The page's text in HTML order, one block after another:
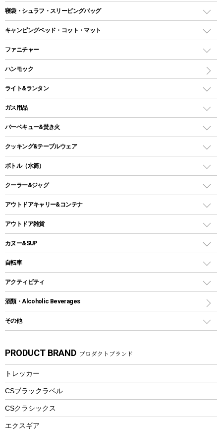
テント
ツールームテント
ワンポールテント
シェルターテント
ロッジ型・オリジナルテント
タープ
スクエアタープ（レクタタープ）
メッシュタープ
自立式タープ
パラソル
テントアクセサリー
ペグ
グランドシート
ガイドロープ
ツール
寝袋・シュラフ・スリーピングバッグ
レクタングラー型（封筒型）シュラフ
インナーシュラフ
キャンピングベッド・コット・マット
キャンピングベッド・コット
インフレータブルマット
ファニチャー
アウトドアテーブル
レジャーシート
ハンモック
ライト&ランタン
LEDランタン
ガスランタン
オイルランタン
LEDライト
ヘッドライト
キャンドル
ガス用品
ガスバーナー
ガス缶
ガストーチ、ライター
バーベキュー&焚き火
バーベキューコンロ、グリル
焚き火台タイプ（ロースタイル）グリル
卓上タイプグリル
パーティータイプグリル
鉄板、アミ
焚き火台&ストーブ
火起こし
バーベキューツール
クッキング&テーブルウェア
ダッチオーブン
ホットサンドメーカー
クッカーセット
シェラカップ
クッキングツール
ナイフ
カトラリー
マグカップ、カップ
ステンレスボトル
フードボトル
トレー
ボトル（水筒）
ステンレスボトル
コップ付きタイプ
ワンタッチタイプ
プラスチックボトル
ディズニーボトル
クーラー&ジャグ
クーラーボックス
クーラーバッグ
ウォータージャグ
保冷剤
アウトドアキャリー&コンテナ
アウトドアキャリー
アウトドア雑貨
バックパック&バッグ
リュック、バックパック
トートバッグ、サコッシュ
ショッピングキャリー
その他アウトドア雑貨
スプレー関係
ツール、他
カヌー&SUP
インフレータブル
カヤック
パドル
ヘルメット
エアーポンプ
アクセサリー
自転車
折りたたみ自転車
スポーツサイクル
シティサイクル
自転車ウェア
アクティビティ
マリン
ラッシュガード
パラソル
フローティングベスト
ヘルメット
エアーポンプ
酒類・Alcoholic Beverages
その他
湯たんぽ
防災用品
PRODUCT BRAND プロダクトブランド
トレッカー
CSブラックラベル
CSクラシックス
エクスギア